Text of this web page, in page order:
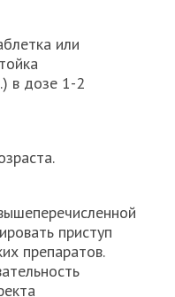
или
в дозе 1-2
приступ
пре­паратов.